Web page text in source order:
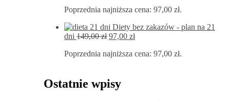
wynosiła:wynosi:
Poprzednia najniższa cena: 97,00 zł.
Diety bez zakazów - plan na 21
dni 149,00zł Pierwotna
wynosiła:
97,00 złAktualna
wynosi:
Poprzednia najniższa cena: 97,00 zł.
Ostatnie wpisy